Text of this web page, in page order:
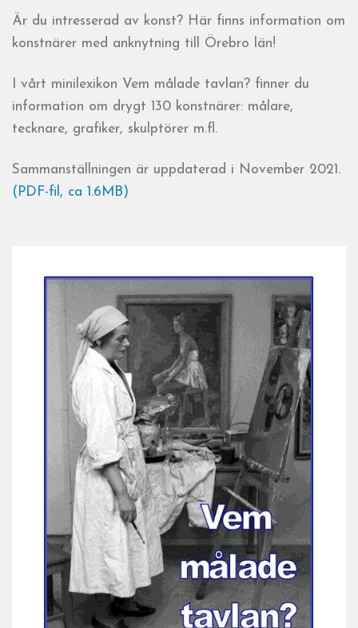
Är du intresserad av konst? Här finns information om
konstnärer med anknytning till Örebro län!
I vårt minilexikon Vem målade tavlan? finner du
information om drygt 130 konstnärer: målare,
tecknare, grafiker, skulptörer m.fl.
Sammanställningen är uppdaterad i November 2021.
(PDF-fil, ca 1.6MB)